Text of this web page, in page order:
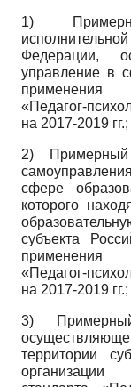
1)
Федерации,
управление в
применения
«Педагог-
на 2017-2019 гг.;
2) Примерный
сфере
которого
субъекта
применения
«Педагог-
на 2017-2019 гг.;
3)
территории
организации